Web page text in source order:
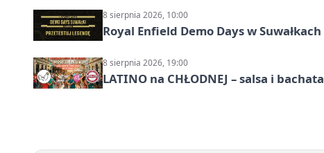
8 sierpnia 2026, 10:00
Royal Enfield Demo Days w Suwałkach
8 sierpnia 2026, 19:00
LATINO na CHŁODNEJ – salsa i bachata